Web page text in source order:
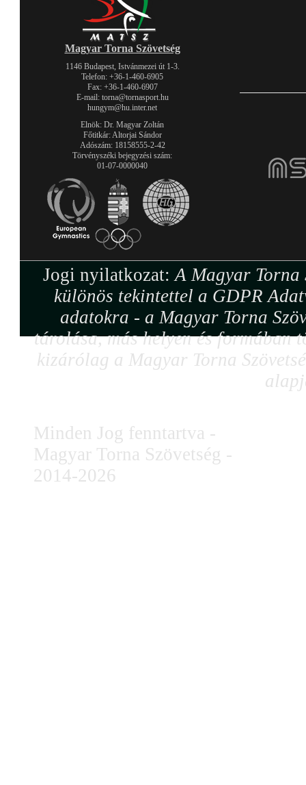
Magyar Torna Szövetség
1146 Budapest, Istvánmezei út 1-3.
Telefon: +36-1-460-6905
Fax: +36-1-460-6907
E-mail: torna@tornasport.hu
hungym@hu.inter.net
Elnök: Dr. Magyar Zoltán
Főtitkár: Altorjai Sándor
Adószám: 18158555-2-42
Törvényszéki bejegyzési szám:
01-07-0000040
Jogi nyilatkozat:A Magyar Torna
különös tekintettel a GDPR
adatokra - a Magyar Torna
tárolása, más helyen és formában
kizárólag a Magyar Torna
Minden Jog fenntartva -
Magyar Torna Szövetség -
2014-2026